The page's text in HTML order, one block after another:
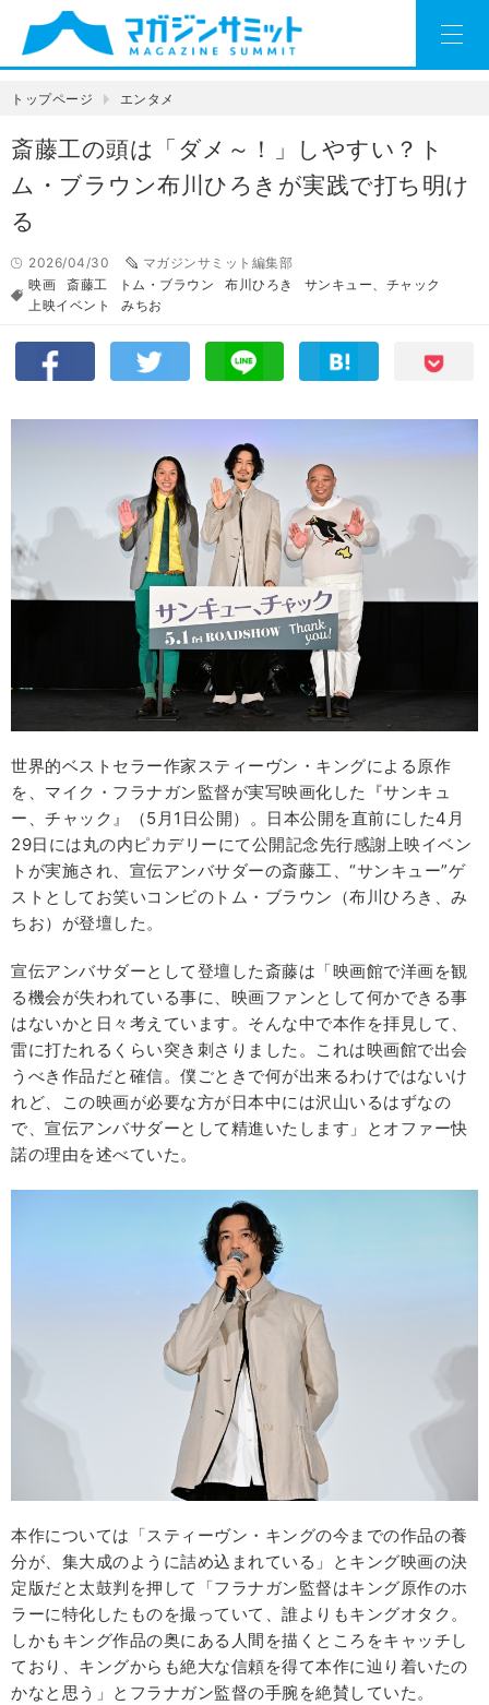
トップページ エンタメ
斎藤工の頭は「ダメ～！」しやすい？ト
ム・ブラウン布川ひろきが実践で打ち明け
る
2026/04/30
マガジンサミット編集部
映画
斎藤工 トム・ブラウン 布川ひろき
サンキュー、チャック
上映イベント
みちお
世界的ベストセラー作家スティーヴン・キングによる原作
を、マイク・フラナガン監督が実写映画化した『サンキュ
ー、チャック』（5月1日公開）。日本公開を直前にした4月
29日には丸の内ピカデリーにて公開記念先行感謝上映イベン
トが実施され、宣伝アンバサダーの斎藤工、“サンキュー”ゲ
ストとしてお笑いコンビのトム・ブラウン（布川ひろき、み
ちお）が登壇した。
宣伝アンバサダーとして登壇した斎藤は「映画館で洋画を観
る機会が失われている事に、映画ファンとして何かできる事
はないかと日々考えています。そんな中で本作を拝見して、
雷に打たれるくらい突き刺さりました。これは映画館で出会
うべき作品だと確信。僕ごときで何が出来るわけではないけ
れど、この映画が必要な方が日本中には沢山いるはずなの
で、宣伝アンバサダーとして精進いたします」とオファー快
諾の理由を述べていた。
本作については「スティーヴン・キングの今までの作品の養
分が、集大成のように詰め込まれている」とキング映画の決
定版だと太鼓判を押して「フラナガン監督はキング原作のホ
ラーに特化したものを撮っていて、誰よりもキングオタク。
しかもキング作品の奥にある人間を描くところをキャッチし
ており、キングからも絶大な信頼を得て本作に辿り着いたの
かなと思う」とフラナガン監督の手腕を絶賛していた。